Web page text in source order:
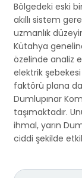
Bölgedeki eski
akıllı sistem
uzmanlık
Kütahya
özelinde analiz
elektrik
faktörü plana
Dumlupınar
taşımaktadır.
ihmal, yarın
ciddi şekilde